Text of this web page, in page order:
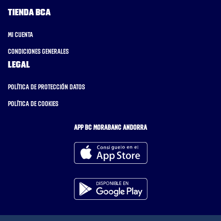
Tienda BCA
Mi cuenta
Condiciones generales
Legal
Política de protección datos
Política de cookies
APP BC MORABANC ANDORRA